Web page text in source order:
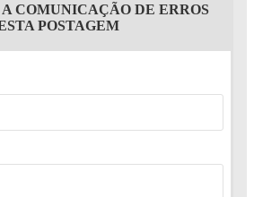
A COMUNICAÇÃO DE ERROS
POSTAGEM